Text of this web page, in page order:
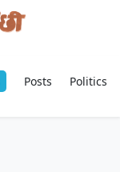
Posts Politics